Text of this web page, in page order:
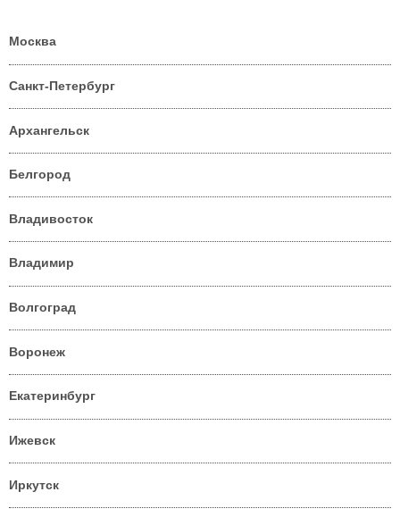
Москва
Санкт-Петербург
Архангельск
Белгород
Владивосток
Владимир
Волгоград
Воронеж
Екатеринбург
Ижевск
Иркутск